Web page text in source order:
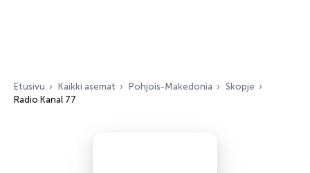
Etusivu Kaikki asemat Pohjois-Makedonia
Skopje
Radio Kanal 77